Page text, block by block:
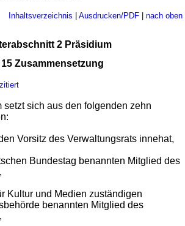
Inhaltsverzeichnis | Ausdrucken/PDF| nach oben
2 Präsidium
15 Zusammensetzung
setzt sich aus den folgenden zehn
Vorsitz des Verwaltungsrats innehat,
Bundestag benannten Mitglied des
Kultur und Medien zuständigen
benannten Mitglied des